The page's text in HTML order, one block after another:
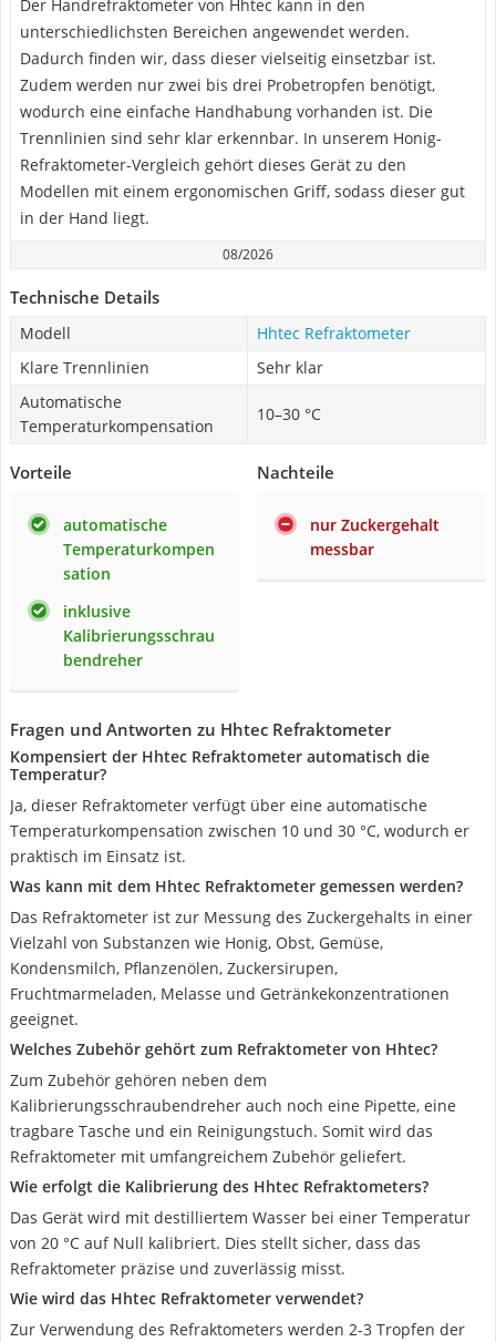
Der Handrefraktometer von Hhtec kann in den
unterschiedlichsten Bereichen angewendet werden.
Dadurch finden wir, dass dieser vielseitig einsetzbar ist.
Zudem werden nur zwei bis drei Probetropfen benötigt,
wodurch eine einfache Handhabung vorhanden ist. Die
Trennlinien sind sehr klar erkennbar. In unserem Honig-
Refraktometer-Vergleich gehört dieses Gerät zu den
Modellen mit einem ergonomischen Griff, sodass dieser gut
in der Hand liegt.
08/2026
Technische Details
Modell
Hhtec Refraktometer
Klare Trennlinien
Sehr klar
Automatische
Temperaturkompensation
10–30 °C
Vorteile
automatische
Temperaturkompen
sation
inklusive
Kalibrierungsschrau
bendreher
Nachteile
nur Zuckergehalt
messbar
Fragen und Antworten zu Hhtec Refraktometer
Kompensiert der Hhtec Refraktometer automatisch die
Temperatur?
Ja, dieser Refraktometer verfügt über eine automatische
Temperaturkompensation zwischen 10 und 30 °C, wodurch er
praktisch im Einsatz ist.
Was kann mit dem Hhtec Refraktometer gemessen werden?
Das Refraktometer ist zur Messung des Zuckergehalts in einer
Vielzahl von Substanzen wie Honig, Obst, Gemüse,
Kondensmilch, Pflanzenölen, Zuckersirupen,
Fruchtmarmeladen, Melasse und Getränkekonzentrationen
geeignet.
Welches Zubehör gehört zum Refraktometer von Hhtec?
Zum Zubehör gehören neben dem
Kalibrierungsschraubendreher auch noch eine Pipette, eine
tragbare Tasche und ein Reinigungstuch. Somit wird das
Refraktometer mit umfangreichem Zubehör geliefert.
Wie erfolgt die Kalibrierung des Hhtec Refraktometers?
Das Gerät wird mit destilliertem Wasser bei einer Temperatur
von 20 °C auf Null kalibriert. Dies stellt sicher, dass das
Refraktometer präzise und zuverlässig misst.
Wie wird das Hhtec Refraktometer verwendet?
Zur Verwendung des Refraktometers werden 2-3 Tropfen der